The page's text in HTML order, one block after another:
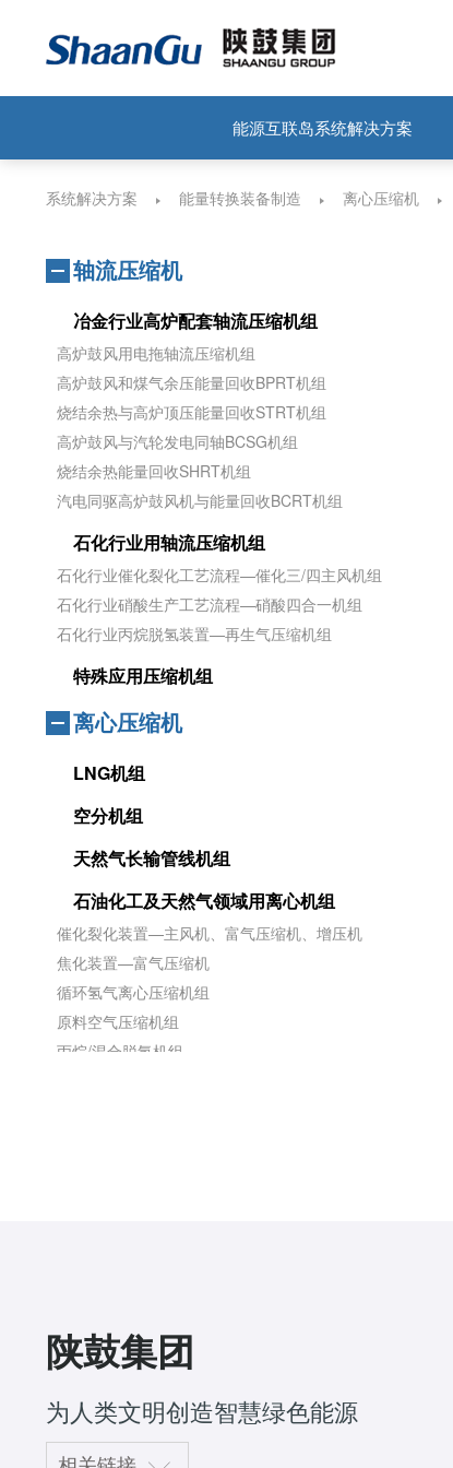
能源互联岛系统解决方案
系统解决方案 能量转换装备制造 离心压缩机
轴流压缩机
冶金行业高炉配套轴流压缩机组
高炉鼓风用电拖轴流压缩机组
高炉鼓风和煤气余压能量回收BPRT机组
烧结余热与高炉顶压能量回收STRT机组
高炉鼓风与汽轮发电同轴BCSG机组
烧结余热能量回收SHRT机组
汽电同驱高炉鼓风机与能量回收BCRT机组
石化行业用轴流压缩机组
石化行业催化裂化工艺流程—催化三/四主风机组
石化行业硝酸生产工艺流程—硝酸四合一机组
石化行业丙烷脱氢装置—再生气压缩机组
特殊应用压缩机组
离心压缩机
LNG机组
空分机组
天然气长输管线机组
石油化工及天然气领域用离心机组
催化裂化装置—主风机、富气压缩机、增压机
焦化装置—富气压缩机
循环氢气离心压缩机组
原料空气压缩机组
丙烷/混合脱氢机组
汽轮机
高炉余压能量回收透平机组（TRT）
硝酸尾气透平机组
陕鼓集团
为人类文明创造智慧绿色能源